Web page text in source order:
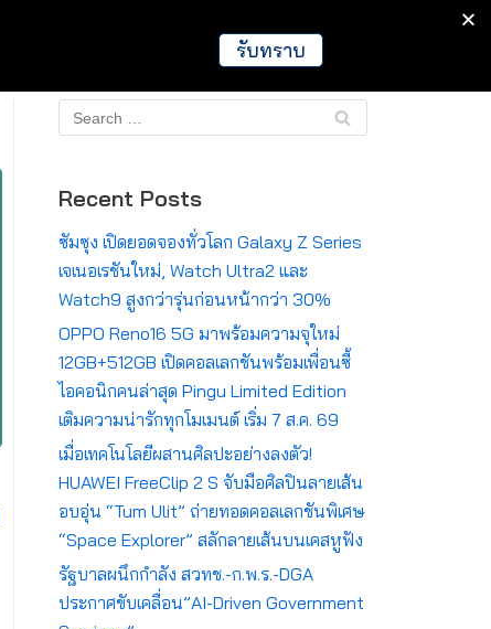
Crypto Global
Recent Posts
ซัมซุง เปิดยอดจองทั่วโลก Galaxy Z Series
เจเนอเรชันใหม่, Watch Ultra2 และ
Watch9 สูงกว่ารุ่นก่อนหน้ากว่า 30%
OPPO Reno16 5G มาพร้อมความจุใหม่
12GB+512GB เปิดคอลเลกชันพร้อมเพื่อนซี้
ไอคอนิกคนล่าสุด Pingu Limited Edition
เติมความน่ารักทุกโมเมนต์ เริ่ม 7 ส.ค. 69
เมื่อเทคโนโลยีผสานศิลปะอย่างลงตัว!
HUAWEI FreeClip 2 S จับมือศิลปินลายเส้น
อบอุ่น “Tum Ulit” ถ่ายทอดคอลเลกชันพิเศษ
“Space Explorer” สลักลายเส้นบนเคสหูฟัง
รัฐบาลผนึกกำลัง สวทช.-ก.พ.ร.-DGA
ประกาศขับเคลื่อน”AI-Driven Government
รับทราบ